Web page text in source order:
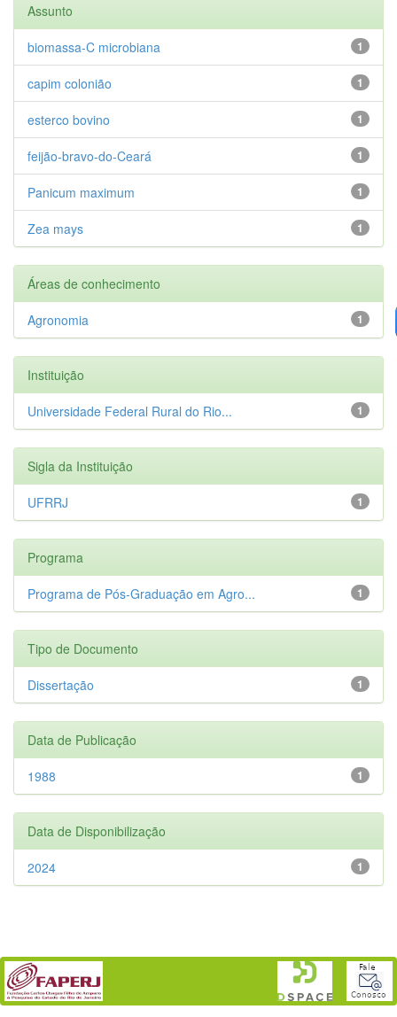
Assunto
1
biomassa-C microbiana
1
capim colonião
1
esterco bovino
1
feijão-bravo-do-Ceará
1
Panicum maximum
1
Zea mays
Áreas de conhecimento
1
Agronomia
Instituição
1
Universidade Federal Rural do Rio...
Sigla da Instituição
1
UFRRJ
Programa
1
Programa de Pós-Graduação em Agro...
Tipo de Documento
1
Dissertação
Data de Publicação
1
1988
Data de Disponibilização
1
2024